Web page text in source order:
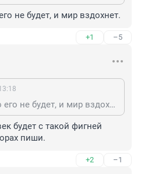
не будет, и мир вздохнет.
+1 –5
От Байдена? Ну скоро его не будет, и мир вздохнет.
будет с такой фигней
пиши.
+2 –1